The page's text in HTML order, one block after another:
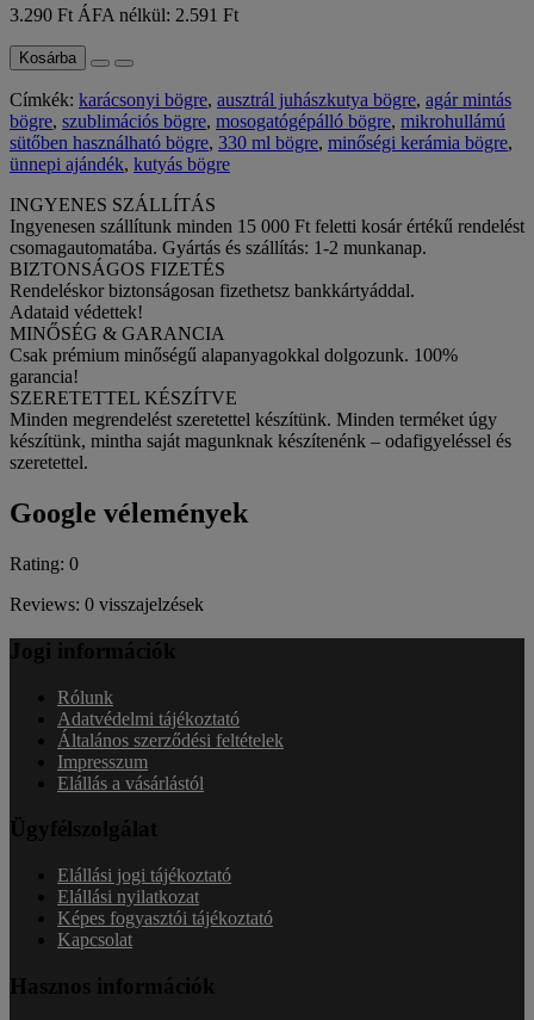
3.290 FtÁFA nélkül: 2.591 Ft
Kosárba
Címkék: karácsonyi bögre, ausztrál juhászkutya bögre, agár mintás
bögre, szublimációs bögre, mosogatógépálló bögre, mikrohullámú
sütőben használható bögre, 330 ml bögre, minőségi kerámia bögre,
ünnepi ajándék, kutyás bögre
INGYENES SZÁLLÍTÁS
Ingyenesen szállítunk minden 15 000 Ft feletti kosár értékű rendelést
csomagautomatába. Gyártás és szállítás: 1-2 munkanap.
BIZTONSÁGOS FIZETÉS
Rendeléskor biztonságosan fizethetsz bankkártyáddal.
Adataid védettek!
MINŐSÉG & GARANCIA
Csak prémium minőségű alapanyagokkal dolgozunk. 100%
garancia!
SZERETETTEL KÉSZÍTVE
Minden megrendelést szeretettel készítünk. Minden terméket úgy
készítünk, mintha saját magunknak készítenénk – odafigyeléssel és
szeretettel.
Google vélemények
Rating: 0
Reviews: 0 visszajelzések
Jogi információk
Rólunk
Adatvédelmi tájékoztató
Általános szerződési feltételek
Impresszum
Elállás a vásárlástól
Ügyfélszolgálat
Elállási jogi tájékoztató
Elállási nyilatkozat
Képes fogyasztói tájékoztató
Kapcsolat
Hasznos információk